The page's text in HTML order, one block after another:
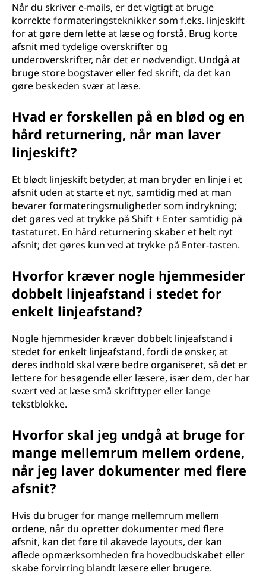
Når du skriver e-mails, er det vigtigt at bruge
korrekte formateringsteknikker som f.eks. linjeskift
for at gøre dem lette at læse og forstå. Brug korte
afsnit med tydelige overskrifter og
underoverskrifter, når det er nødvendigt. Undgå at
bruge store bogstaver eller fed skrift, da det kan
gøre beskeden svær at læse.
Hvad er forskellen på en blød og en
hård returnering, når man laver
linjeskift?
Et blødt linjeskift betyder, at man bryder en linje i et
afsnit uden at starte et nyt, samtidig med at man
bevarer formateringsmuligheder som indrykning;
det gøres ved at trykke på Shift + Enter samtidig på
tastaturet. En hård returnering skaber et helt nyt
afsnit; det gøres kun ved at trykke på Enter-tasten.
Hvorfor kræver nogle hjemmesider
dobbelt linjeafstand i stedet for
enkelt linjeafstand?
Nogle hjemmesider kræver dobbelt linjeafstand i
stedet for enkelt linjeafstand, fordi de ønsker, at
deres indhold skal være bedre organiseret, så det er
lettere for besøgende eller læsere, især dem, der har
svært ved at læse små skrifttyper eller lange
tekstblokke.
Hvorfor skal jeg undgå at bruge for
mange mellemrum mellem ordene,
når jeg laver dokumenter med flere
afsnit?
Hvis du bruger for mange mellemrum mellem
ordene, når du opretter dokumenter med flere
afsnit, kan det føre til akavede layouts, der kan
aflede opmærksomheden fra hovedbudskabet eller
skabe forvirring blandt læsere eller brugere.